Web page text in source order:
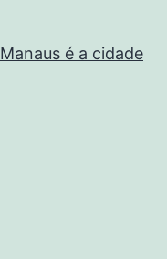
Manaus é a cidade